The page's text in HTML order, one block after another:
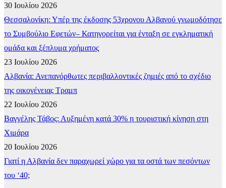
30 Ιουλίου 2026
Θεσσαλονίκη: Υπέρ της έκδοσης 53χρονου Αλβανού γνωμοδότησε
το Συμβούλιο Εφετών– Κατηγορείται για ένταξη σε εγκληματική
ομάδα και ξέπλυμα χρήματος
23 Ιουλίου 2026
Αλβανία: Ανεπανόρθωτες περιβαλλοντικές ζημιές από το σχέδιο
της οικογένειας Τραμπ
22 Ιουλίου 2026
Βαγγέλης Τάβος: Αυξημένη κατά 30% η τουριστική κίνηση στη
Χιμάρα
20 Ιουλίου 2026
Γιατί η Αλβανία δεν παραχωρεί χώρο για τα οστά των πεσόντων
του ‘40;